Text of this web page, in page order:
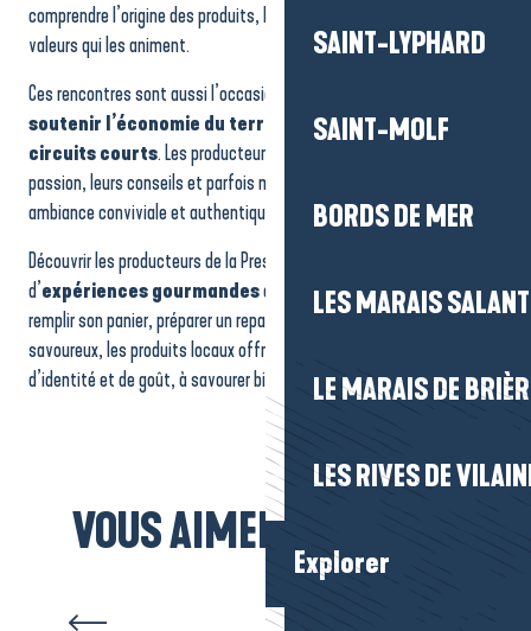
SAINT-LYPHARD
SAINT-MOLF
BORDS DE MER
LES MARAIS
LE MARAIS DE
LES RIVES DE
Explorer
comprendre l’origine des produits, les méthodes de fabrication et les
valeurs qui les animent.
Ces rencontres sont aussi l’occasion de
soutenir l’économie du territoire et de privilégier des
circuits courts. Les producteurs partagent volontiers leur
passion, leurs conseils et parfois même leurs recettes, dans une
ambiance conviviale et authentique.
Découvrir les producteurs de la Presqu’île, c’est enrichir son séjour
d’expériences gourmandeset humaines. Que ce soit pour
remplir son panier, préparer un repas ou rapporter un souvenir
savoureux, les produits locaux offrent un véritable concentré
d’identité et de goût, à savourer bien au-delà du séjour.
VOUS AIMEREZ AUSSI...